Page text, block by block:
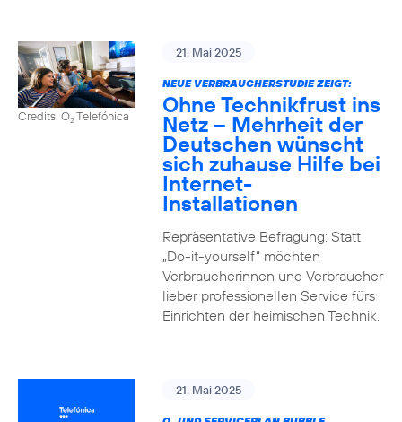
Credits: O2Telefónica
21. Mai 2025
NEUE VERBRAUCHERSTUDIE ZEIGT:
Ohne Technikfrust ins
Netz – Mehrheit der
Deutschen wünscht
sich zuhause Hilfe bei
Internet-
Installationen
Repräsentative Befragung: Statt
„Do-it-yourself“ möchten
Verbraucherinnen und Verbraucher
lieber professionellen Service fürs
Einrichten der heimischen Technik.
21. Mai 2025